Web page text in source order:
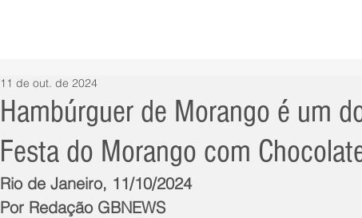
Hambúrguer de Morango é um
Festa do Morango com
11 de out. de 2024
Rio de Janeiro, 11/10/2024
Por Redação GBNEWS